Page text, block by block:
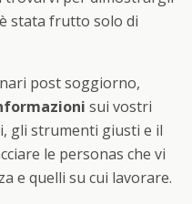
stata frutto solo di
post soggiorno,
sui vostri
gli strumenti giusti e il
le personas che vi
e quelli su cui lavorare.